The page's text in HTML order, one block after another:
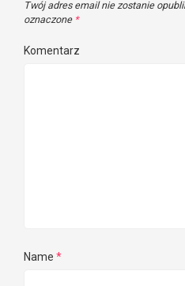
Twój adres email nie zostanie
oznaczone *
Komentarz
Name *